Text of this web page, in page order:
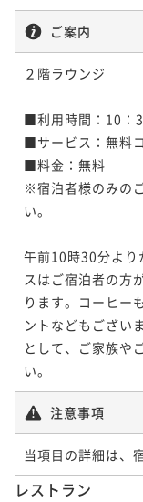
【13時レイトアウ
朝食付き＞
朝食付き 現地決済可
ご案内
２階ラウンジ
■利用時間：10：
■サービス：無料
■料金：無料
※宿泊者様のみの
い。
午前10時30分より
スはご宿泊者の方
ります。コーヒー
ントなどもござい
として、ご家族や
い。
注意事項
当項目の詳細は、
レストラン